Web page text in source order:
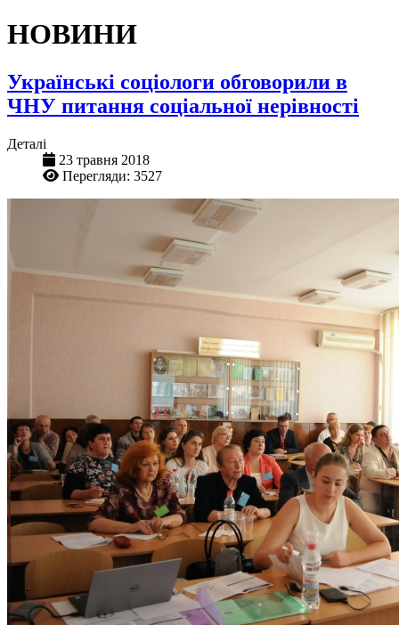
НОВИНИ
Українські соціологи обговорили в
ЧНУ питання соціальної нерівності
Деталі
23 травня 2018
Перегляди: 3527